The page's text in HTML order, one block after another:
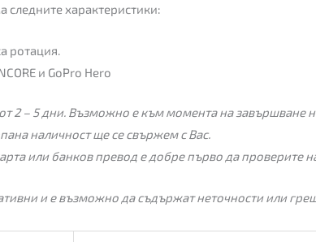
следните характеристики:
ротация.
и GoPro Hero
2 – 5 дни. Възможно е към момента на завършване
наличност ще се свържем с Вас.
или банков превод е добре първо да проверите
и е възможно да съдържат неточности или